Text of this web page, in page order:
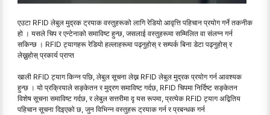
एउटा RFID लेबुल मुद्रक ट्रयाक वस्तुहरूको लागि रेडियो आवृत्ति पहिचान प्रयोग गर्ने तकनीक
हो । यसले चिप र एन्टेनाको समाविष्ट हुन्छ, जसलाई वस्तुहरूमा सम्मिलित वा संलग्न गर्न
सकिन्छ । RFID ट्यागहरू रेडियो हल्लाहरूमा पढ्नुहोस् र सम्पर्क बिना डेटा पढ्नुहोस् र
लेख्नुहोस् प्रकार्य प्राप्त
खाली RFID ट्याग किन्न पछि, लेबुल सूचना लेख्न RFID लेबुल मुद्रक प्रयोग गर्न आवश्यक
हुन्छ । यो प्रक्रियाले सङ्केतन र मुद्रण समाविष्ट गर्दछ, RFID चिपमा निर्दिष्ट सङ्केतन
विशेष सूचना समाविष्ट गर्दछ, र लेबुल सत्तरीमा दृ यस रूपमा, प्रत्येक RFID ट्याग अद्वितिय
पहिचान सूचना दिइएको छ, जुन विभिन्न वस्तुहरू ट्रयाक गर्न र प्रबन्धक गर्न